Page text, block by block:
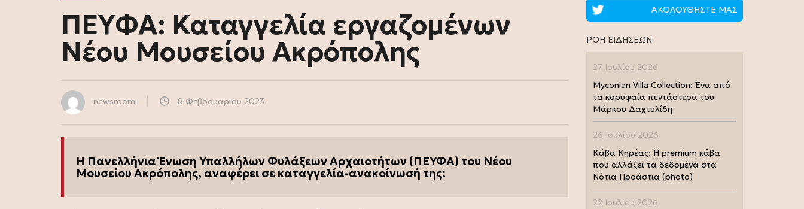
ΠΕΥΦΑ: Καταγγελία εργαζομένων
Νέου Μουσείου Ακρόπολης
newsroom 8 Φεβρουαρίου 2023
Η Πανελλήνια Ένωση Υπαλλήλων Φυλάξεων Αρχαιοτήτων (ΠΕΥΦΑ) του Νέου
Μουσείου Ακρόπολης, αναφέρει σε καταγγελία-ανακοίνωσή της:
ΑΚΟΛΟΥΘΗΣΤΕ ΜΑΣ
ΡΟΗ ΕΙΔΗΣΕΩΝ
27 Ιουλίου 2026
Myconian Villa Collection: Ένα από
τα κορυφαία πεντάστερα του
Μάρκου Δαχτυλίδη
26 Ιουλίου 2026
Κάβα Κηρέας: Η premium κάβα
που αλλάζει τα δεδομένα στα
Νότια Προάστια (photo)
22 Ιουλίου 2026